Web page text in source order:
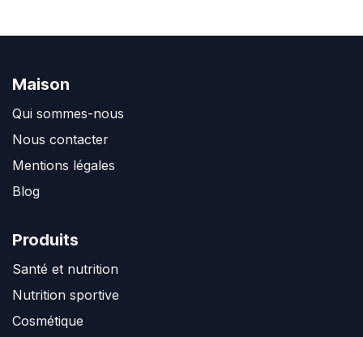
Maison
Qui sommes-nous
Nous contacter
Mentions légales
Blog
Produits
Santé et nutrition
Nutrition sportive
Cosmétique